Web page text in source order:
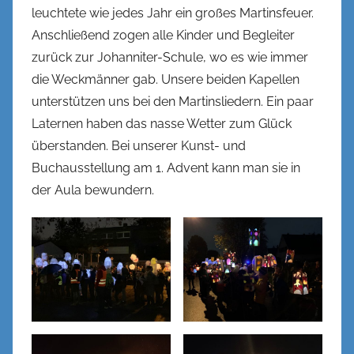
leuchtete wie jedes Jahr ein großes Martinsfeuer.
Anschließend zogen alle Kinder und Begleiter
zurück zur Johanniter-Schule, wo es wie immer
die Weckmänner gab. Unsere beiden Kapellen
unterstützen uns bei den Martinsliedern. Ein paar
Laternen haben das nasse Wetter zum Glück
überstanden. Bei unserer Kunst- und
Buchausstellung am 1. Advent kann man sie in
der Aula bewundern.